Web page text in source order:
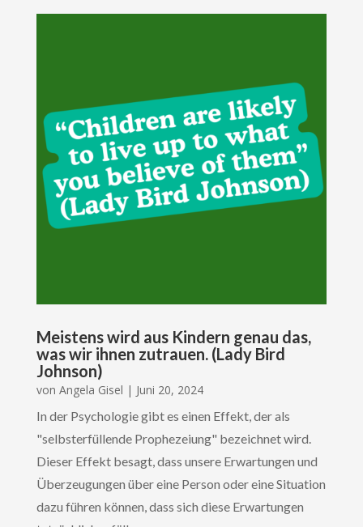
Meistens wird aus Kindern genau das,
was wir ihnen zutrauen. (Lady Bird
Johnson)
von Angela Gisel | Juni 20, 2024
In der Psychologie gibt es einen Effekt, der als
"selbsterfüllende Prophezeiung" bezeichnet wird.
Dieser Effekt besagt, dass unsere Erwartungen und
Überzeugungen über eine Person oder eine Situation
dazu führen können, dass sich diese Erwartungen